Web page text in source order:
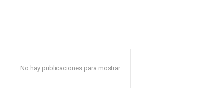
No hay publicaciones para mostrar